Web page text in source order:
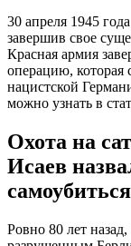
30 апреля 1945
завершив свое
Красная армия
операцию, которая
нацистской
можно узнать в
Охота на
Исаев
самоубиться
Ровно 80 лет